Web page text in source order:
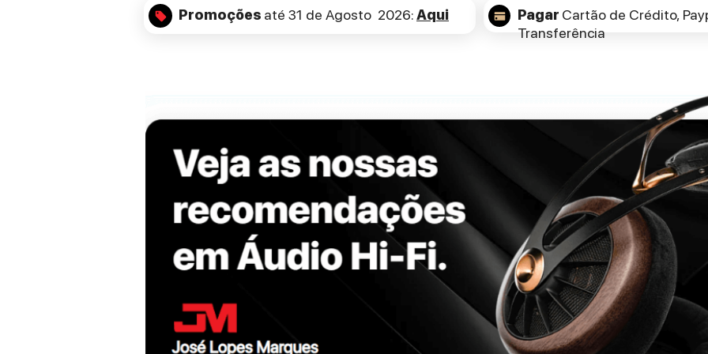
Promoções até 31 de Agosto 2026:Aqui Pagar Cartão de Crédito,
Transferência